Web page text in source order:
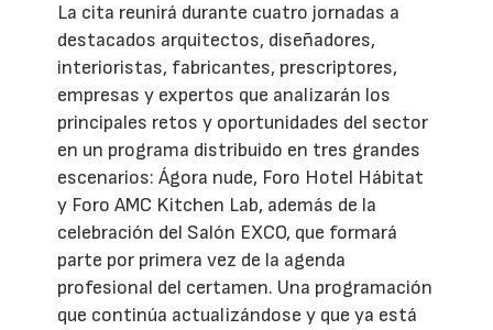
La cita reunirá durante cuatro jornadas a
destacados arquitectos, diseñadores,
interioristas, fabricantes, prescriptores,
empresas y expertos que analizarán los
principales retos y oportunidades del sector
en un programa distribuido en tres grandes
escenarios: Ágora nude, Foro Hotel Hábitat
y Foro AMC Kitchen Lab, además de la
celebración del Salón EXCO, que formará
parte por primera vez de la agenda
profesional del certamen. Una programación
que continúa actualizándose y que ya está